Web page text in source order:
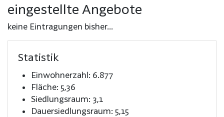
eingestellte Angebote
keine Eintragungen bisher...
Statistik
Einwohnerzahl: 6.877
Fläche: 5,36
Siedlungsraum: 3,1
Dauersiedlungsraum: 5,15